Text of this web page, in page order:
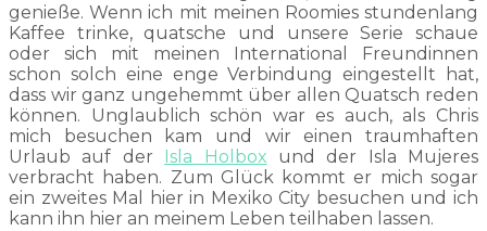
genieße. Wenn ich mit meinen Roomies stundenlang
Kaffee trinke, quatsche und unsere Serie schaue
oder sich mit meinen International Freundinnen
schon solch eine enge Verbindung eingestellt hat,
dass wir ganz ungehemmt über allen Quatsch reden
können. Unglaublich schön war es auch, als Chris
mich besuchen kam und wir einen traumhaften
Urlaub auf der
Isla Holbox und der Isla Mujeres
verbracht haben. Zum Glück kommt er mich sogar
ein zweites Mal hier in Mexiko City besuchen und ich
kann ihn hier an meinem Leben teilhaben lassen.